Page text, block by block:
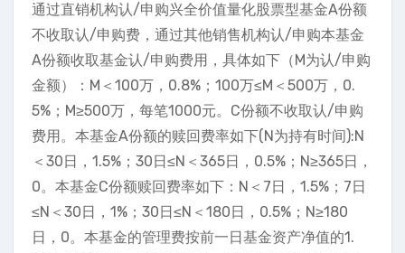
通过直销机构认/申购兴全价值量化股票型基金A份额
不收取认/申购费，通过其他销售机构认/申购本基金
A份额收取基金认/申购费用，具体如下（M为认/申购
金额）：M＜100万，0.8%；100万≤M＜500万，0.
5%；M≥500万，每笔1000元。C份额不收取认/申购
费用。本基金A份额的赎回费率如下(N为持有时间):N
＜30日，1.5%；30日≤N＜365日，0.5%；N≥365日，
0。本基金C份额赎回费率如下：N＜7日，1.5%；7日
≤N＜30日，1%；30日≤N＜180日，0.5%；N≥180
日，0。本基金的管理费按前一日基金资产净值的1.